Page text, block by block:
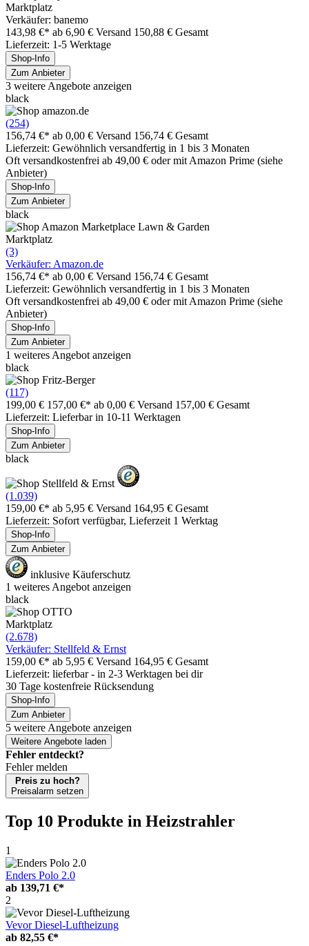
Marktplatz
Verkäufer: banemo
143,98 €* ab 6,90 € Versand 150,88 € Gesamt
Lieferzeit: 1-5 Werktage
Shop-Info
Zum Anbieter
3 weitere Angebote anzeigen
black
(254)
156,74 €* ab 0,00 € Versand 156,74 € Gesamt
Lieferzeit: Gewöhnlich versandfertig in 1 bis 3 Monaten
Oft versandkostenfrei ab 49,00 € oder mit Amazon Prime (siehe
Anbieter)
Shop-Info
Zum Anbieter
black
Marktplatz
(3)
Verkäufer: Amazon.de
156,74 €* ab 0,00 € Versand 156,74 € Gesamt
Lieferzeit: Gewöhnlich versandfertig in 1 bis 3 Monaten
Oft versandkostenfrei ab 49,00 € oder mit Amazon Prime (siehe
Anbieter)
Shop-Info
Zum Anbieter
1 weiteres Angebot anzeigen
black
(117)
199,00 € 157,00 €* ab 0,00 € Versand 157,00 € Gesamt
Lieferzeit: Lieferbar in 10-11 Werktagen
Shop-Info
Zum Anbieter
black
(1.039)
159,00 €* ab 5,95 € Versand 164,95 € Gesamt
Lieferzeit: Sofort verfügbar, Lieferzeit 1 Werktag
Shop-Info
Zum Anbieter
inklusive Käuferschutz
1 weiteres Angebot anzeigen
black
Marktplatz
(2.678)
Verkäufer: Stellfeld & Ernst
159,00 €* ab 5,95 € Versand 164,95 € Gesamt
Lieferzeit: lieferbar - in 2-3 Werktagen bei dir
30 Tage kostenfreie Rücksendung
Shop-Info
Zum Anbieter
5 weitere Angebote anzeigen
Weitere Angebote laden
Fehler entdeckt?
Fehler melden
Preis zu hoch?
Preisalarm setzen
Top 10 Produkte in Heizstrahler
1
Enders Polo 2.0
ab 139,71 €*
2
Vevor Diesel-Luftheizung
ab 82,55 €*